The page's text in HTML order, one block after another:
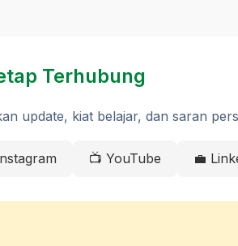
Terhubung
update, kiat belajar, dan saran
📺 YouTube 💼